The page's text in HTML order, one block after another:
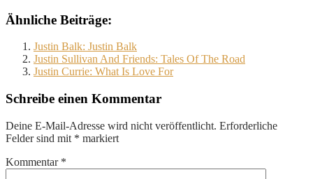
Ähnliche Beiträge:
Justin Balk: Justin Balk
Justin Sullivan And Friends: Tales Of The Road
Justin Currie: What Is Love For
Schreibe einen Kommentar
Deine E-Mail-Adresse wird nicht veröffentlicht. Erforderliche
Felder sind mit * markiert
Kommentar *